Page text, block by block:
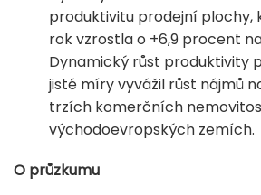
produktivitu prodejní plochy,
rok vzrostla o +6,9 procent
Dynamický růst produktivity
jisté míry vyvážil růst nájmů
trzích komerčních
východoevropských zemích.
O průzkumu